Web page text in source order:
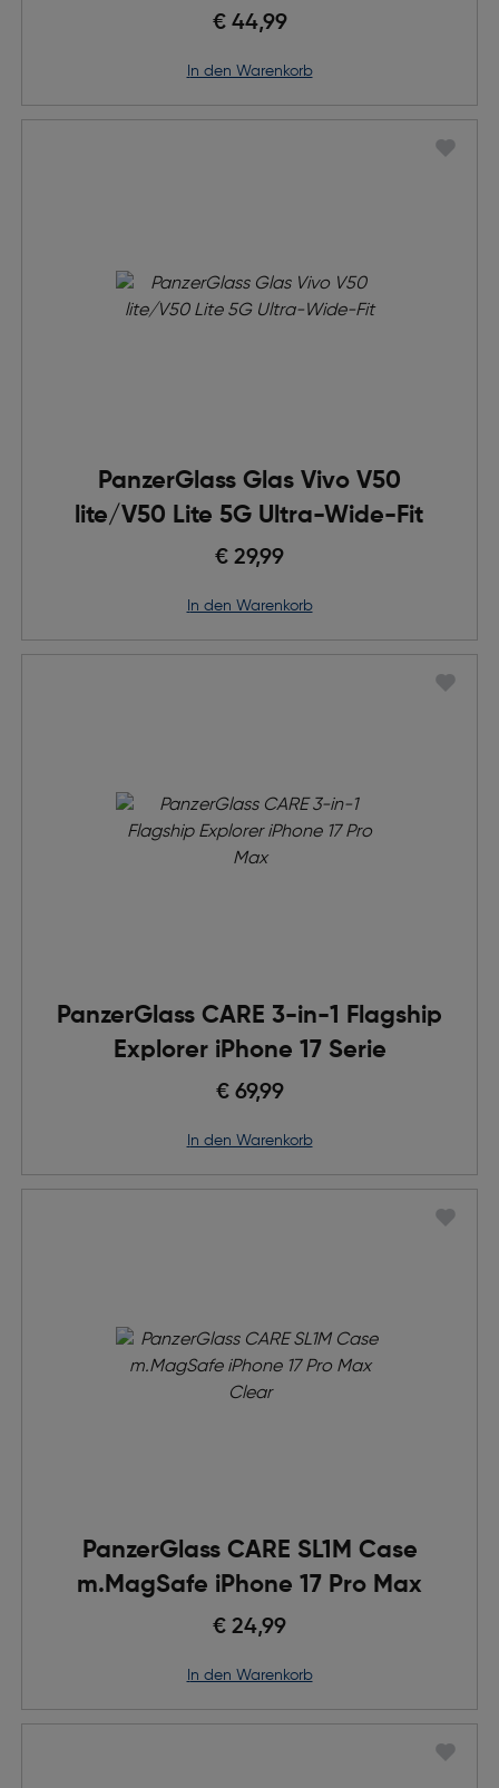
€ 44,99
in den Warenkorb
PanzerGlass Glas Vivo V50
lite/V50 Lite 5G Ultra-Wide-Fit
€ 29,99
in den Warenkorb
PanzerGlass CARE 3-in-1 Flagship
Explorer iPhone 17 Serie
€ 69,99
in den Warenkorb
PanzerGlass CARE SL1M Case
m.MagSafe iPhone 17 Pro Max
€ 24,99
in den Warenkorb